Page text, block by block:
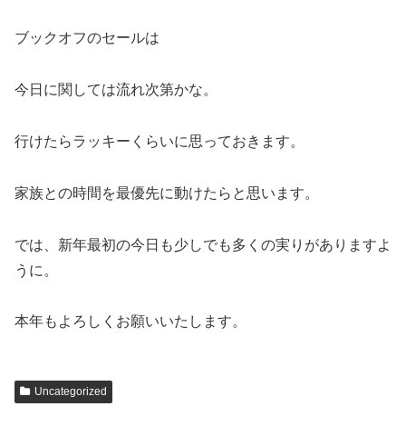
ブックオフのセールは
今日に関しては流れ次第かな。
行けたらラッキーくらいに思っておきます。
家族との時間を最優先に動けたらと思います。
では、新年最初の今日も少しでも多くの実りがありますよ
うに。
本年もよろしくお願いいたします。
Uncategorized